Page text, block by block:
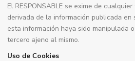
El RESPONSABLE se exime de
derivada de la información publicada en
esta información haya sido manipulada
tercero ajeno al mismo.
Uso de Cookies